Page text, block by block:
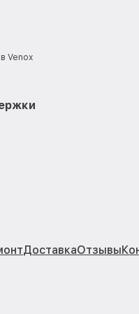
Venox
ДоставкаОтзывы